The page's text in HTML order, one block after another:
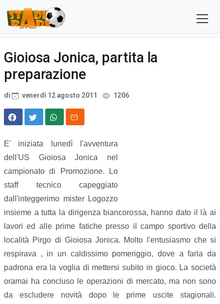
Gioiosa Jonica, partita la
preparazione
di venerdì 12 agosto 2011 1206
E' iniziata lunedì l'avventura
dell'US Gioiosa Jonica nel
campionato di Promozione. Lo
staff tecnico capeggiato
dall'integgerimo mister Logozzo
insieme a tutta la dirigenza biancorossa, hanno dato il là ai
lavori ed alle prime fatiche presso il campo sportivo della
località Pirgo di Gioiosa Jonica. Molto l'entusiasmo che si
respirava , in un caldissimo pomeriggio, dove a farla da
padrona era la voglia di mettersi subito in gioco. La società
oramai ha concluso le operazioni di mercato, ma non sono
da escludere novità dopo le prime uscite stagionali.